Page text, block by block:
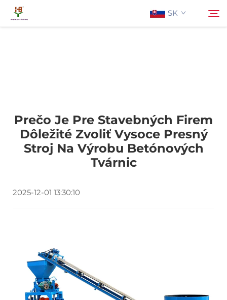
SK
Aplikácia
Aktuality
Prečo Je Pre Stavebných Firem
Dôležité Zvoliť Vysoce Presný
Stroj Na Výrobu Betónových
Tvárnic
2025-12-01 13:30:10